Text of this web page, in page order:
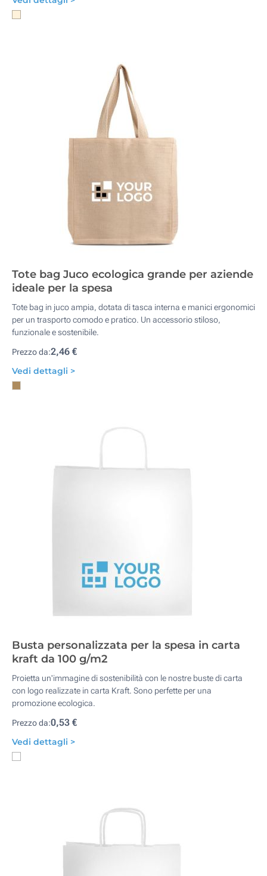
Tote bag Juco ecologica grande per aziende
ideale per la spesa
Tote bag in juco ampia, dotata di tasca interna e manici ergonomici
per un trasporto comodo e pratico. Un accessorio stiloso,
funzionale e sostenibile.
Prezzo da:2,46 €
Vedi dettagli >
Busta personalizzata per la spesa in carta
kraft da 100 g/m2
Proietta un'immagine di sostenibilità con le nostre buste di carta
con logo realizzate in carta Kraft. Sono perfette per una
promozione ecologica.
Prezzo da:0,53 €
Vedi dettagli >